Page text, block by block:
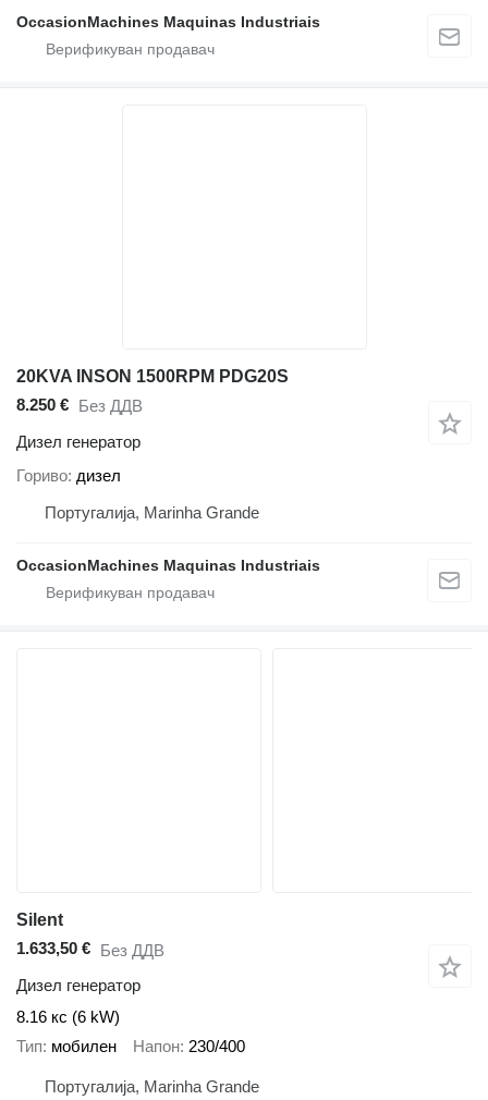
OccasionMachines Maquinas Industriais
20KVA INSON 1500RPM PDG20S
8.250 € Без ДДВ
Дизел генератор
Гориво дизел
Португалија, Marinha Grande
OccasionMachines Maquinas Industriais
Silent
1.633,50 € Без ДДВ
Дизел генератор
8.16 кс (6 kW)
Тип мобилен Напон 230/400
Португалија, Marinha Grande